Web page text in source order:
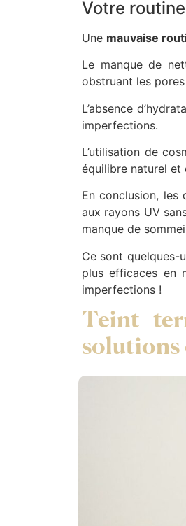
Votre
Une mauvaise
Le manque de
obstruant les
L’absence
imperfections.
L’utilisation de
équilibre naturel et
En conclusion,
aux rayons UV
manque de
Ce sont quelques-
plus efficaces en
imperfections !
Teint
solutions